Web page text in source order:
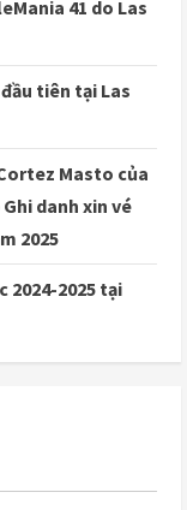
41 do Las
tiên tại Las
Masto của
danh xin vé
2025
2024-2025 tại